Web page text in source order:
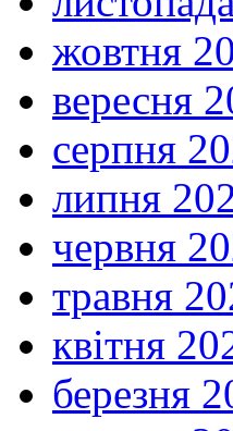
жовтня
вересня
серпня
липня
червня
травня
квітня
березня